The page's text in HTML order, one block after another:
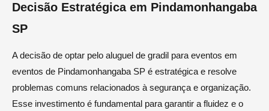
Decisão Estratégica em Pindamonhangaba
SP
A decisão de optar pelo aluguel de gradil para eventos em
eventos de Pindamonhangaba SP é estratégica e resolve
problemas comuns relacionados à segurança e organização.
Esse investimento é fundamental para garantir a fluidez e o